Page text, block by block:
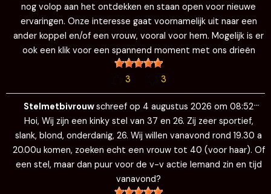
nog volop aan het ontdekken en staan open voor nieuwe
ervaringen. Onze interesse gaat voornamelijk uit naar een
ander koppel en/of een vrouw, vooral voor hem. Mogelijk is er
ook een klik voor een spannend moment met ons drieën
3 3
Stelmetbivrouwschreef op 4 augustus 2026 om 08:52
Hoi, Wij zijn een kinky stel van 37 en 26. Zij zeer sportief,
slank, blond, onderdanig, 26. Wij willen vanavond rond 19.30 a
20.00u komen, zoeken echt een vrouw tot 40 (voor haar). Of
een stel, maar dan puur voor de v-v actie Iemand zin en tijd
vanavond?
…